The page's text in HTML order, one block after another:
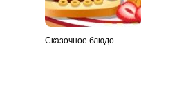
Сказочное блюдо